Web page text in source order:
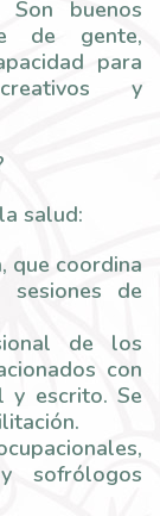
Son buenos
de gente,
para
y
salud:
que coordina
de
de los
con
escrito. Se
sofrólogos